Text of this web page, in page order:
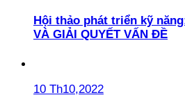
Hội thảo phát triển kỹ
VÀ GIẢI QUYẾT VẤN ĐỀ
10 Th10,2022